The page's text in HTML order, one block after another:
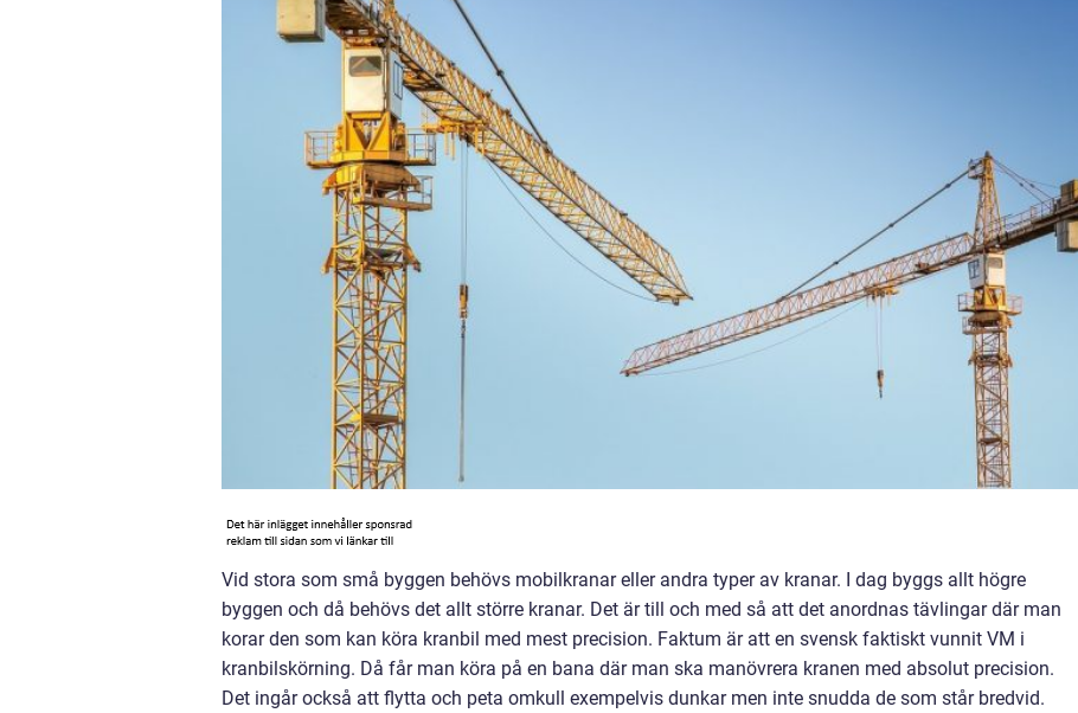
Vid stora som små byggen behövs mobilkranar eller andra typer av kranar. I dag byggs allt högre
byggen och då behövs det allt större kranar. Det är till och med så att det anordnas tävlingar där man
korar den som kan köra kranbil med mest precision. Faktum är att en svensk faktiskt vunnit VM i
kranbilskörning. Då får man köra på en bana där man ska manövrera kranen med absolut precision.
Det ingår också att flytta och peta omkull exempelvis dunkar men inte snudda de som står bredvid.